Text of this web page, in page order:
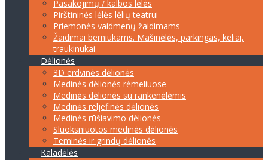
Pasakojimų / kalbos lėlės
Pirštininės lėlės lėlių teatrui
Priemonės vaidmenų žaidimams
Žaidimai berniukams. Mašinėlės, parkingas, keliai,
traukinukai
Dėlionės
3D erdvinės dėlionės
Medinės dėlionės rėmeliuose
Medinės dėlionės su rankenėlėmis
Medinės reljefinės dėlionės
Medinės rūšiavimo dėlionės
Sluoksniuotos medinės dėlionės
Teminės ir grindų dėlionės
Kaladėlės